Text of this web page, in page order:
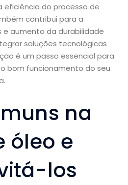
eficiência do processo de
contribui para a
e aumento da durabilidade
soluções tecnológicas
é um passo essencial para
bom funcionamento do seu
na
óleo e
los